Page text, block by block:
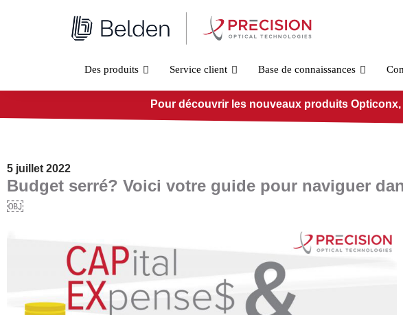
Des produits Service client Base de connaissances
Pour découvrir les nouveaux produits
5 juillet 2022
Budget serré? Voici votre guide pour naviguer
￼